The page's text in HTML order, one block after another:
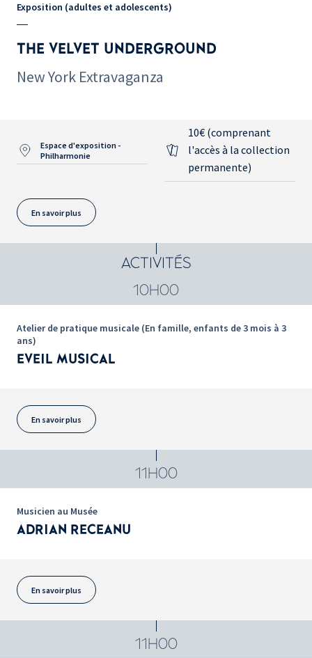
Exposition (adultes et adolescents)
THE VELVET UNDERGROUND
New York Extravaganza
Espace d'exposition -
Philharmonie
10€ (comprenant
l'accès à la collection
permanente)
En savoir plus
ACTIVITÉS
10H00
Atelier de pratique musicale (En famille, enfants de 3 mois à 3
ans)
EVEIL MUSICAL
En savoir plus
11H00
Musicien au Musée
ADRIAN RECEANU
En savoir plus
11H00